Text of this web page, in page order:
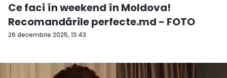
26 decembrie 2025, 13:43
Ce faci în weekend în Moldova!
Recomandările perfecte.md - FOTO